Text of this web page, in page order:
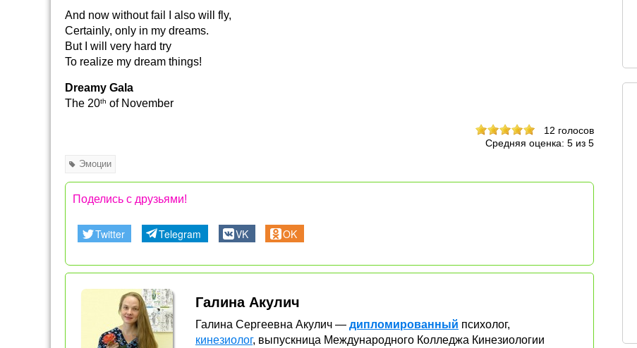
And now without fail I also will fly,
Certainly, only in my dreams.
But I will very hard try
To realize my dream things!
Dreamy Gala
The 20th of November
12 голосов
Средняя оценка:5 из5
Эмоции
Поделись с друзьями!
Twitter Telegram VK OK
Галина Акулич
Галина Сергеевна Акулич — дипломированный психолог,
кинезиолог, выпускница Международного Колледжа Кинезиологии